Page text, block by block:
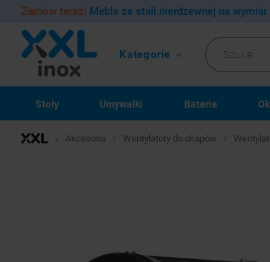
Zamów teraz! Meble ze stali nierdzewnej na wymiar
Kategorie
Stoły Umywalki Baterie
Akcesoria Wentylatory do okapów